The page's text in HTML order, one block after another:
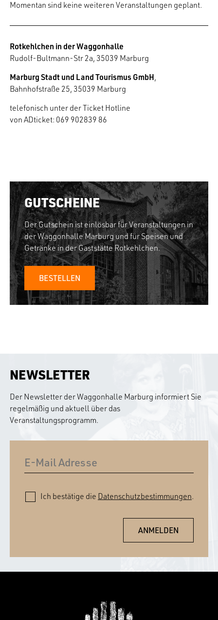
Momentan sind keine weiteren Veranstaltungen geplant.
Rotkehlchen in der Waggonhalle
Rudolf-Bultmann-Str 2a, 35039 Marburg
Marburg Stadt und Land Tourismus GmbH,
Bahnhofstraße 25, 35039 Marburg
telefonisch unter der Ticket Hotline
von ADticket: 069 902839 86
GUTSCHEINE
Der Gutschein ist einlösbar für Veranstaltungen in
der Waggonhalle Marburg und für Speisen und
Getränke in der Gaststätte Rotkehlchen.
BESTELLEN
NEWSLETTER
Der Newsletter der Waggonhalle Marburg informiert Sie
regelmäßig und aktuell über das
Veranstaltungsprogramm.
Ich bestätige die Datenschutzbestimmungen.